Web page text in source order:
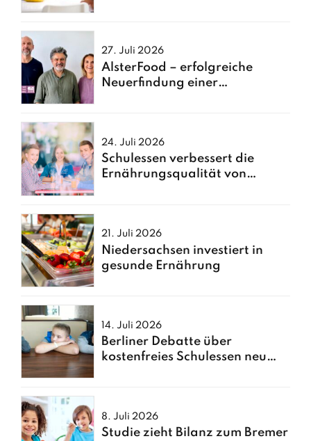
27. Juli 2026
AlsterFood – erfolgreiche
Neuerfindung einer
24. Juli 2026
Schulessen verbessert die
Ernährungsqualität von
21. Juli 2026
Niedersachsen investiert in
gesunde Ernährung
14. Juli 2026
Berliner Debatte über
kostenfreies Schulessen neu
8. Juli 2026
Studie zieht Bilanz zum Bremer